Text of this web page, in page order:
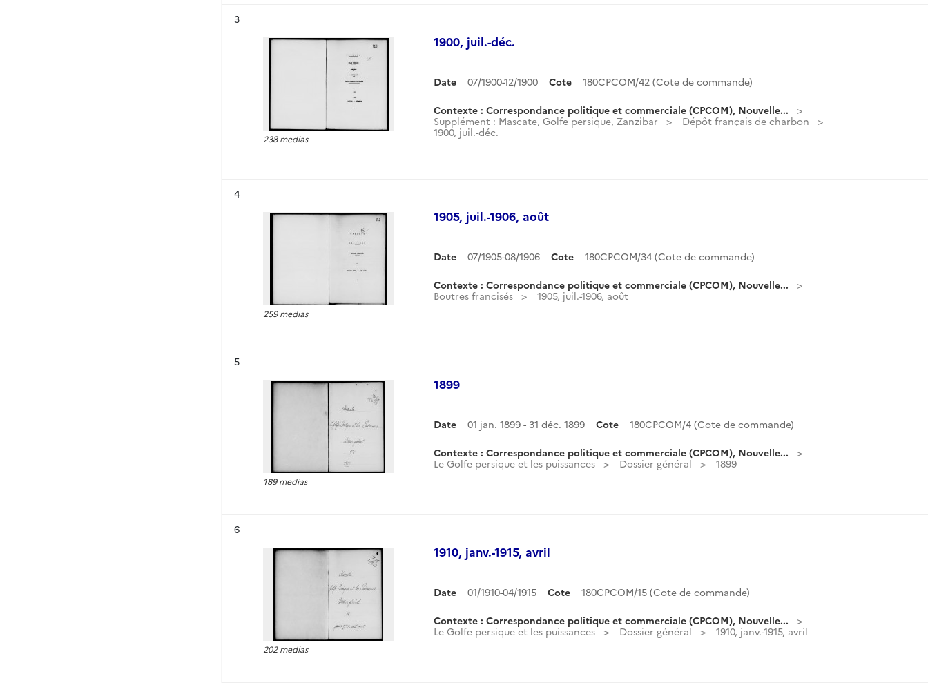
3
238 medias
1900, juil.-déc.
Date 07/1900-12/1900 Cote 180CPCOM/42 (Cote de commande)
Contexte : Correspondance politique et commerciale (CPCOM), Nouvelle...
Supplément : Mascate, Golfe persique, Zanzibar
Dépôt français de charbon
1900, juil.-déc.
4
259 medias
1905, juil.-1906, août
Date 07/1905-08/1906 Cote 180CPCOM/34 (Cote de commande)
Contexte : Correspondance politique et commerciale (CPCOM), Nouvelle...
Boutres francisés
1905, juil.-1906, août
5
189 medias
1899
Date 01 jan. 1899 - 31 déc. 1899 Cote 180CPCOM/4 (Cote de commande)
Contexte : Correspondance politique et commerciale (CPCOM), Nouvelle...
Le Golfe persique et les puissances
Dossier général 1899
6
202 medias
1910, janv.-1915, avril
Date 01/1910-04/1915 Cote 180CPCOM/15 (Cote de commande)
Contexte : Correspondance politique et commerciale (CPCOM), Nouvelle...
Le Golfe persique et les puissances
Dossier général 1910, janv.-1915, avril